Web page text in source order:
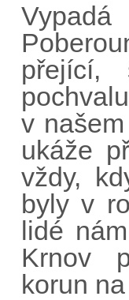
v
ukáže
vždy,
byly v
lidé
Krnov
korun